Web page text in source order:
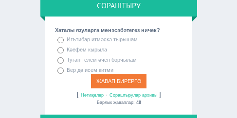
СОРАШТЫРУ
Хаталы язуларга мөнәсәбәтегез ничек?
Игътибар итмәскә тырышам
Кәефем кырыла
Туган телем өчен борчылам
Бер дә исем китми
[ Нәтиҗәләр· Сораштырулар архивы]
Барлык җаваплар: 48